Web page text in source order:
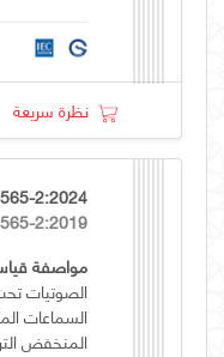
نظرة سريعة
2:2024
2:2019
مواصفة
الصوتيات
المنخفض